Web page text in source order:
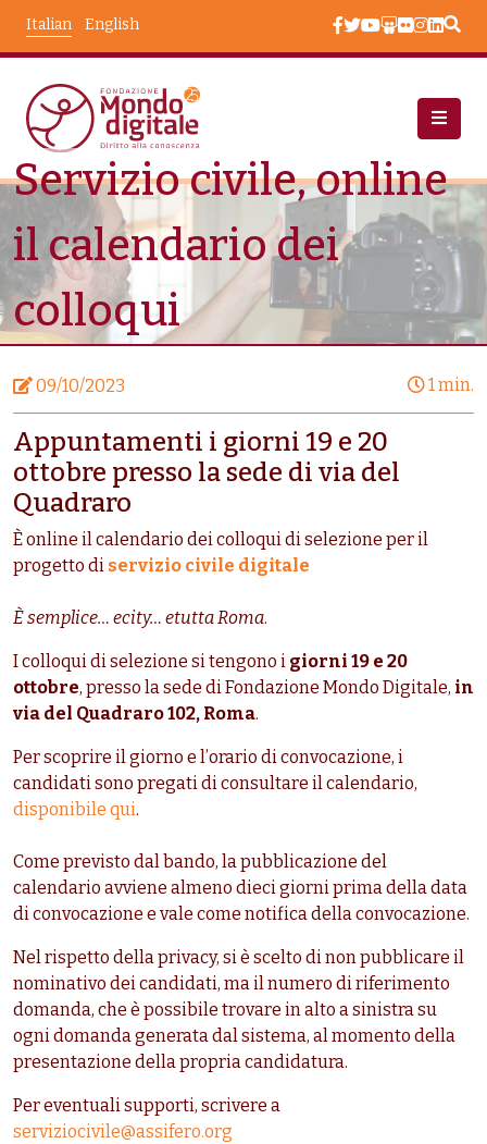
English
Italian
Notizie
Servizio Civile, Online Il Calendario Dei Colloqui
Servizio civile, online
il calendario dei
colloqui
09/10/2023 1 min.
Appuntamenti i giorni 19 e 20
ottobre presso la sede di via del
Quadraro
È online il calendario dei colloqui di selezione per il
progetto di servizio civile digitale
È semplice… ecity… etutta Roma.
I colloqui di selezione si tengono i giorni 19 e 20
ottobre, presso la sede di Fondazione Mondo Digitale, in
via del Quadraro 102, Roma.
Per scoprire il giorno e l’orario di convocazione, i
candidati sono pregati di consultare il calendario,
disponibile qui.
Come previsto dal bando, la pubblicazione del
calendario avviene almeno dieci giorni prima della data
di convocazione e vale come notifica della convocazione.
Nel rispetto della privacy, si è scelto di non pubblicare il
nominativo dei candidati, ma il numero di riferimento
domanda, che è possibile trovare in alto a sinistra su
ogni domanda generata dal sistema, al momento della
presentazione della propria candidatura.
Per eventuali supporti, scrivere a
serviziocivile@assifero.org